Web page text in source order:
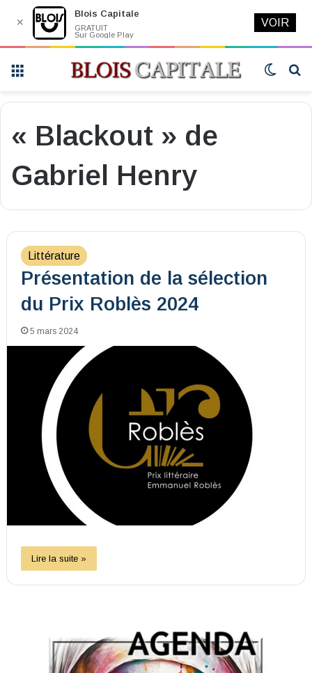
Switch
« Blackout » de
Gabriel Henry
Littérature
Présentation de la sélection
du Prix Roblès 2024
5 mars 2024
Lire la suite »
✕
Blois Capitale
GRATUIT
Sur Google Play
VOIR